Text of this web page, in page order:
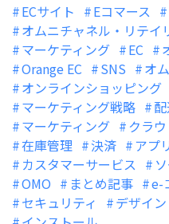
ECサイト Eコマース
オムニチャネル・リテイ
マーケティング
EC
Orange EC
SNS オ
オンラインショッピング
マーケティング戦略
マーケティング
クラ
在庫管理
決済 アプ
カスタマーサービス
OMO
まとめ記事 e-
セキュリティ
デザイン